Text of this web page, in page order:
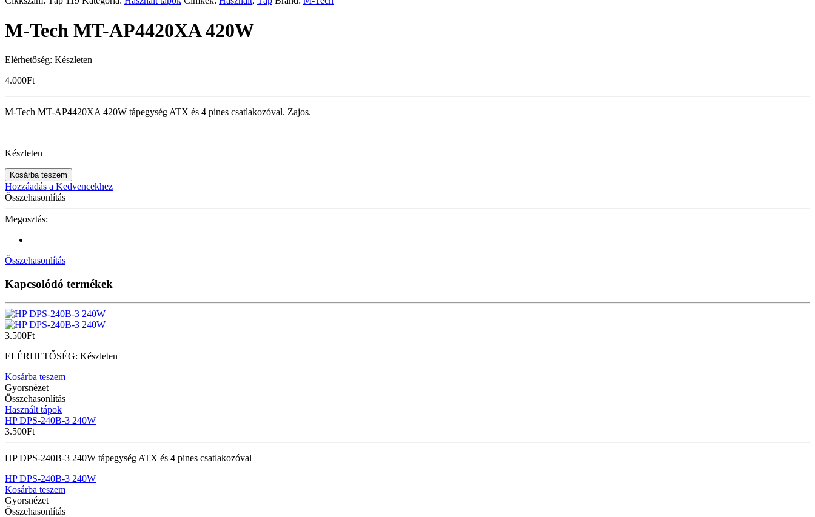
M-Tech MT-AP4420XA 420W
Elérhetőség: Készleten
4.000Ft
M-Tech MT-AP4420XA 420W tápegység ATX és 4 pines csatlakozóval. Zajos.
Készleten
Kosárba teszem
Hozzáadás a Kedvencekhez
Összehasonlítás
Megosztás:
Összehasonlítás
Kapcsolódó termékek
3.500Ft
ELÉRHETŐSÉG: Készleten
Kosárba teszem
Gyorsnézet
Összehasonlítás
Használt tápok
HP DPS-240B-3 240W
3.500Ft
HP DPS-240B-3 240W tápegység ATX és 4 pines csatlakozóval
HP DPS-240B-3 240W
Kosárba teszem
Gyorsnézet
Összehasonlítás